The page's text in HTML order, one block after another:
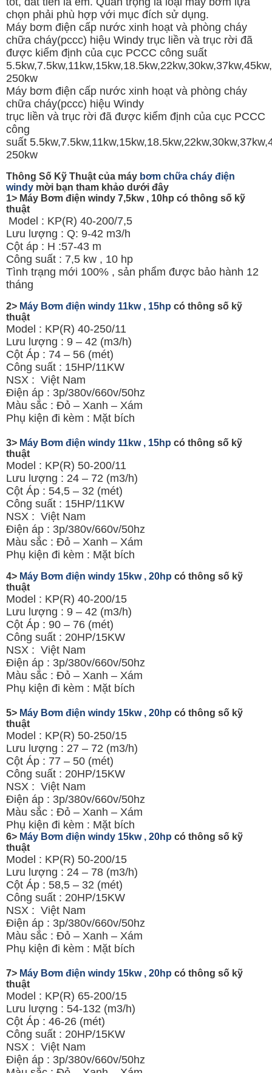
chọn phải phù hợp với mục đích sử dụng.
Máy bơm điện cấp nước xinh hoạt và phòng cháy
chữa cháy(pccc) hiệu Windy trục liền và trục rời đã
được kiểm định của cục PCCC công suất
250kw
Máy bơm điện cấp nước xinh hoạt và phòng cháy
chữa cháy(pccc) hiệu Windy
trục liền và trục rời đã được kiểm định của cục PCCC
công
suất
250kw
Thông Số Kỹ Thuật của máy bơm chữa cháy điện
windy mời bạn tham khảo dưới đây
1> Máy Bơm điện windy 7,5kw , 10hp có thông số kỹ
thuật
Model : KP(R) 40-200/7,5
Lưu lượng : Q: 9-42 m3/h
Cột áp : H :57-43 m
Công suất : 7,5 kw , 10 hp
Tình trạng mới 100% , sản phẩm được bảo hành 12
tháng
2> Máy Bơm điện windy 11kw , 15hp có thông số kỹ
thuật
Model : KP(R) 40-250/11
Lưu lượng : 9 – 42 (m3/h)
Cột Áp : 74 – 56 (mét)
Công suất : 15HP/11KW
NSX : Việt Nam
Điện áp : 3p/380v/660v/50hz
Màu sắc : Đỏ – Xanh – Xám
Phụ kiện đi kèm : Mặt bích
3> Máy Bơm điện windy 11kw , 15hp có thông số kỹ
thuật
Model : KP(R) 50-200/11
Lưu lượng : 24 – 72 (m3/h)
Cột Áp : 54,5 – 32 (mét)
Công suất : 15HP/11KW
NSX : Việt Nam
Điện áp : 3p/380v/660v/50hz
Màu sắc : Đỏ – Xanh – Xám
Phụ kiện đi kèm : Mặt bích
4> Máy Bơm điện windy 15kw , 20hp có thông số kỹ
thuật
Model : KP(R) 40-200/15
Lưu lượng : 9 – 42 (m3/h)
Cột Áp : 90 – 76 (mét)
Công suất : 20HP/15KW
NSX : Việt Nam
Điện áp : 3p/380v/660v/50hz
Màu sắc : Đỏ – Xanh – Xám
Phụ kiện đi kèm : Mặt bích
5> Máy Bơm điện windy 15kw , 20hp có thông số kỹ
thuật
Model : KP(R) 50-250/15
Lưu lượng : 27 – 72 (m3/h)
Cột Áp : 77 – 50 (mét)
Công suất : 20HP/15KW
NSX : Việt Nam
Điện áp : 3p/380v/660v/50hz
Màu sắc : Đỏ – Xanh – Xám
Phụ kiện đi kèm : Mặt bích
6> Máy Bơm điện windy 15kw , 20hp có thông số kỹ
thuật
Model : KP(R) 50-200/15
Lưu lượng : 24 – 78 (m3/h)
Cột Áp : 58,5 – 32 (mét)
Công suất : 20HP/15KW
NSX : Việt Nam
Điện áp : 3p/380v/660v/50hz
Màu sắc : Đỏ – Xanh – Xám
Phụ kiện đi kèm : Mặt bích
7> Máy Bơm điện windy 15kw , 20hp có thông số kỹ
thuật
Model : KP(R) 65-200/15
Lưu lượng : 54-132 (m3/h)
Cột Áp : 46-26 (mét)
Công suất : 20HP/15KW
NSX : Việt Nam
Điện áp : 3p/380v/660v/50hz